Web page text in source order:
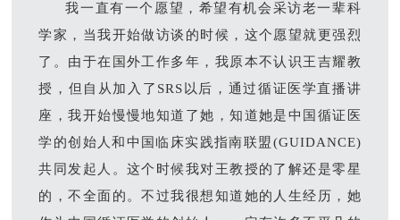
我一直有一个愿望，希望有机会采访老一辈科
学家，当我开始做访谈的时候，这个愿望就更强烈
了。由于在国外工作多年，我原本不认识王吉耀教
授，但自从加入了SRS以后，通过循证医学直播讲
座，我开始慢慢地知道了她，知道她是中国循证医
学的创始人和中国临床实践指南联盟(GUIDANCE)
共同发起人。这个时候我对王教授的了解还是零星
的，不全面的。不过我很想知道她的人生经历，她